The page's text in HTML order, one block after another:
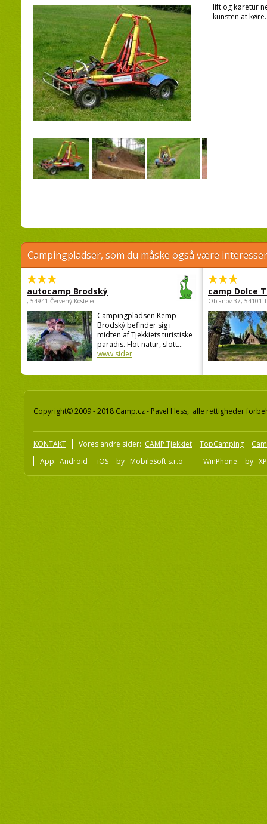
lift og køretur
kunsten at køre.
Campingpladser, som du måske også være
autocamp Brodský
, 54941 Červený Kostelec
Campingpladsen Kemp
Brodský befinder sig i
midten af Tjekkiets turistiske
paradis. Flot natur, slott...
www sider
camp Dolce
Oblanov 37, 54101
Copyright© 2009 - 2018 Camp.cz - Pavel Hess, alle rettigheder
KONTAKT Vores andre sider: CAMP Tjekkiet TopCamping
App: Android iOS by MobileSoft s.r.o WinPhone by